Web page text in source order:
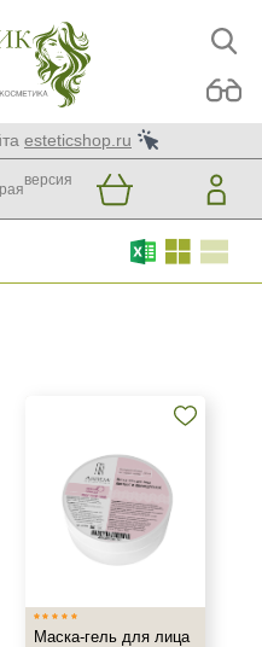
esteticshop.ru
версия
Маска-гель для лица